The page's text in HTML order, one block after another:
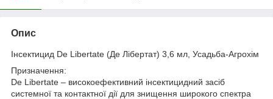
Опис
Інсектицид De Libertate (Де Лібертат) 3,6 мл, Усадьба-Агрохім
Призначення:
De Libertate – високоефективний інсектицидний засіб
системної та контактної дії для знищення широкого спектра